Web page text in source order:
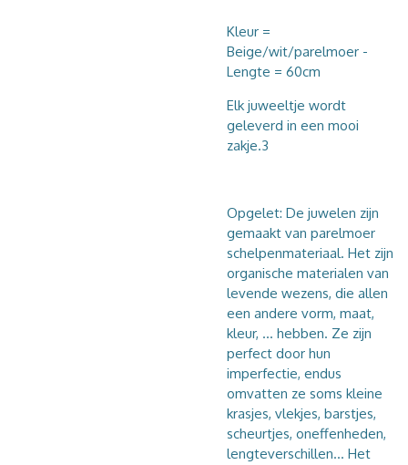
Kleur =
Beige/wit/parelmoer -
Lengte = 60cm
Elk juweeltje wordt
geleverd in een mooi
zakje.3
Opgelet: De juwelen zijn
gemaakt van parelmoer
schelpenmateriaal. Het zijn
organische materialen van
levende wezens, die allen
een andere vorm, maat,
kleur, ... hebben. Ze zijn
perfect door hun
imperfectie, endus
omvatten ze soms kleine
krasjes, vlekjes, barstjes,
scheurtjes, oneffenheden,
lengteverschillen... Het